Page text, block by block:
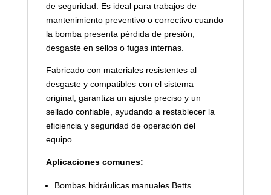
de seguridad. Es ideal para trabajos de
mantenimiento preventivo o correctivo cuando
la bomba presenta pérdida de presión,
desgaste en sellos o fugas internas.
Fabricado con materiales resistentes al
desgaste y compatibles con el sistema
original, garantiza un ajuste preciso y un
sellado confiable, ayudando a restablecer la
eficiencia y seguridad de operación del
equipo.
Aplicaciones comunes:
Bombas hidráulicas manuales Betts